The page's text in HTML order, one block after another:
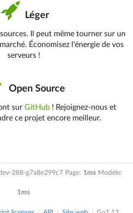
Léger
Il peut même tourner sur un
Économisez l'énergie de vos
serveurs !
Open Source
sur GitHub ! Rejoignez-nous et
ce projet encore meilleur.
288-g7a8e299c7 Page: 1msModèle:
1ms